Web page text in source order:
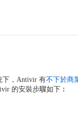
下，Antivir 有不下於商
的安裝步驟如下︰